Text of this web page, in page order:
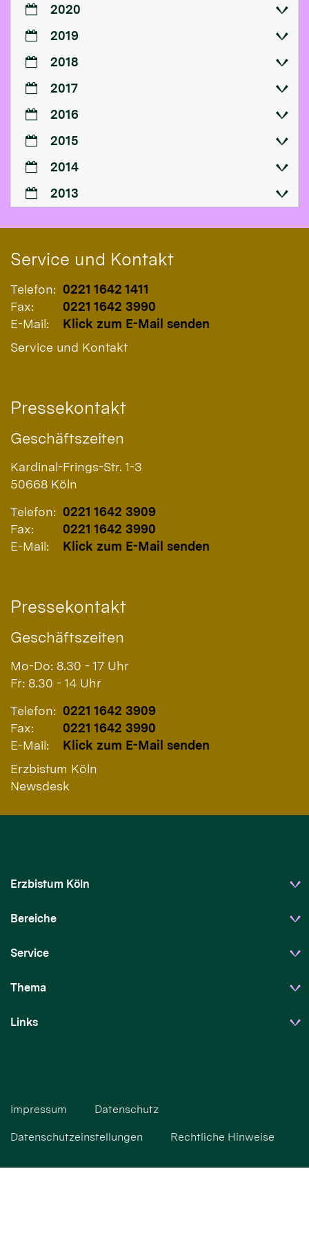
2020
2019
2018
2017
2016
2015
2014
2013
Service und Kontakt
Telefon: 0221 1642 1411
Fax:
0221 1642 3990
E-Mail:
Klick zum E-Mail senden
Service und Kontakt
Pressekontakt
Geschäftszeiten
Kardinal-Frings-Str. 1-3
50668 Köln
Telefon: 0221 1642 3909
Fax:
0221 1642 3990
E-Mail:
Klick zum E-Mail senden
Pressekontakt
Geschäftszeiten
Mo-Do: 8.30 - 17 Uhr
Fr: 8.30 - 14 Uhr
Telefon: 0221 1642 3909
Fax:
0221 1642 3990
E-Mail:
Klick zum E-Mail senden
Erzbistum Köln
Newsdesk
Erzbistum Köln
Bereiche
Service
Thema
Links
Impressum Datenschutz
Datenschutzeinstellungen Rechtliche Hinweise